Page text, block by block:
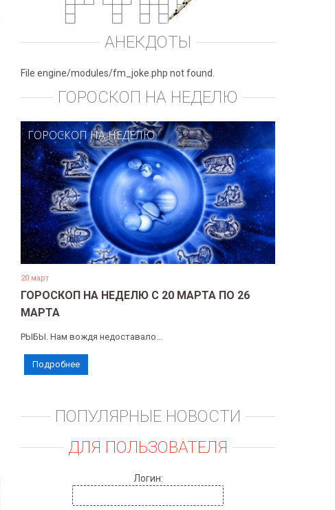
АНЕКДОТЫ
File engine/modules/fm_joke.php not found.
ГОРОСКОП НА НЕДЕЛЮ
ГОРОСКОП НА НЕДЕЛЮ
20 март
ГОРОСКОП НА НЕДЕЛЮ С 20 МАРТА ПО 26
МАРТА
РЫБЫ. Нам вождя недоставало...
Подробнее
ПОПУЛЯРНЫЕ НОВОСТИ
ДЛЯ ПОЛЬЗОВАТЕЛЯ
Логин: